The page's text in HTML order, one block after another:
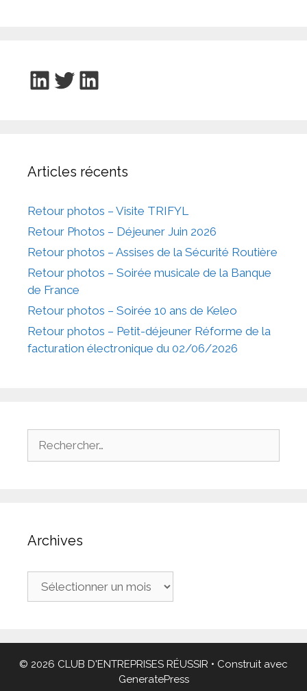
LinkedIn
Twitter
LinkedIn
Articles récents
Retour photos – Visite TRIFYL
Retour Photos – Déjeuner Juin 2026
Retour photos – Assises de la Sécurité Routière
Retour photos – Soirée musicale de la Banque
de France
Retour photos – Soirée 10 ans de Keleo
Retour photos – Petit-déjeuner Réforme de la
facturation électronique du 02/06/2026
Archives
Archives
© 2026 CLUB D'ENTREPRISES RÉUSSIR • Construit avec
GeneratePress